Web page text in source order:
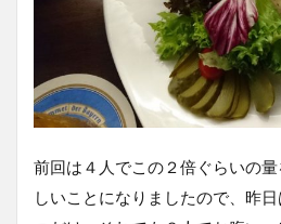
前回は４人でこの２倍ぐらいの
しいことになりましたので、昨